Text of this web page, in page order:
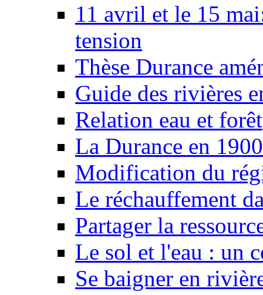
11 avril et le 15
tension
Thèse Durance
Guide des rivières
Relation eau et forêt
La Durance en 1900
Modification du
Le réchauffement
Partager la
Le sol et l'eau : un
Se baigner en